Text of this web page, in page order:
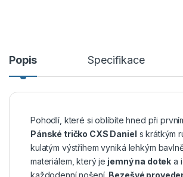
Popis Specifikace
Pohodlí, které si oblíbíte hned při
Pánské tričko CXS Daniel s krátkým
kulatým výstřihem vyniká lehkým
materiálem, který je jemný na dotek a
každodenní nošení. Bezešvé